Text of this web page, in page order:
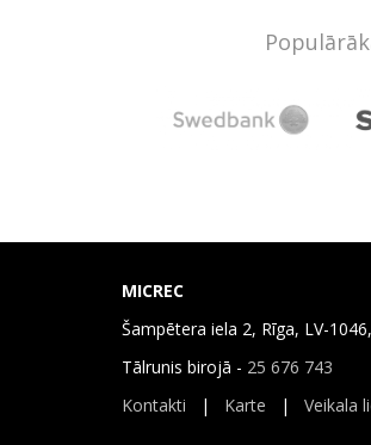
MICREC
Šampētera iela 2, Rīga, LV-
Tālrunis birojā - 25 676 743
Kontakti | Karte | Veikala